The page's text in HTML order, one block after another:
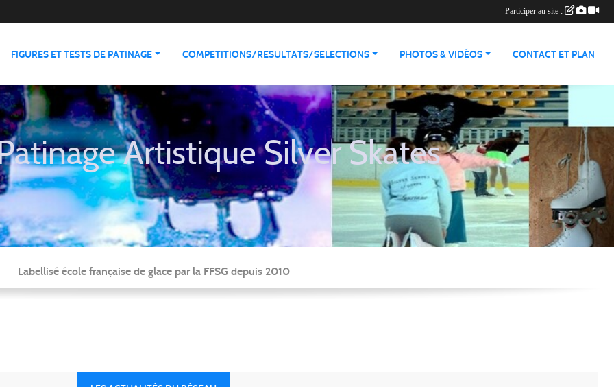
FIGURES ET TESTS DE PATINAGE COMPETITIONS/RESULTATS/SELECTIONS PHOTOS & VIDÉOS CONTACT ET PLAN
Artistique Silver Skates
Labellisé école française de glace par la FFSG depuis 2010
Participer au site :